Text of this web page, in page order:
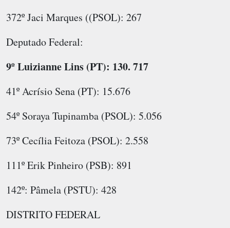
372º Jaci Marques ((PSOL): 267
Deputado Federal:
9º Luizianne Lins (PT): 130. 717
41º Acrísio Sena (PT): 15.676
54º Soraya Tupinamba (PSOL): 5.056
73º Cecília Feitoza (PSOL): 2.558
111º Erik Pinheiro (PSB): 891
142º: Pâmela (PSTU): 428
DISTRITO FEDERAL